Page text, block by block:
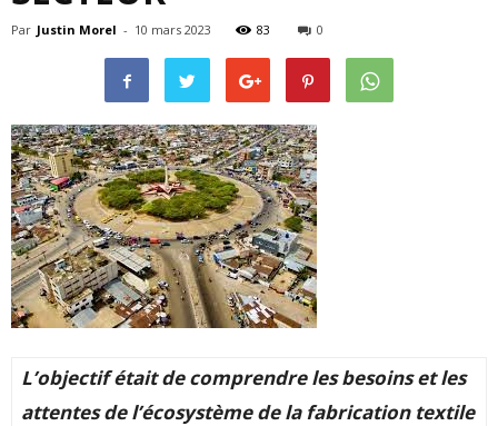
Par Justin Morel - 10 mars 2023 83 0
L’objectif était de comprendre les besoins et les
attentes de l’écosystème de la fabrication textile